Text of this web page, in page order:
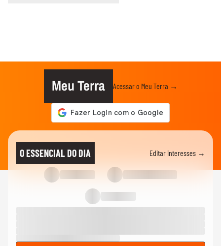
Meu Terra Acessar o Meu Terra →
O ESSENCIAL DO DIA Editar interesses →